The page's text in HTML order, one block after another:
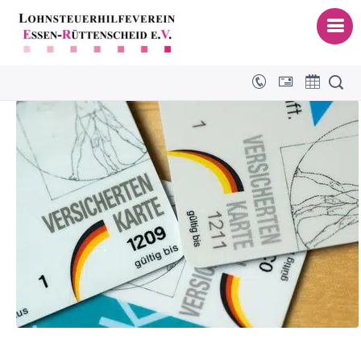
Erstattungen der „Praxisgebühr“